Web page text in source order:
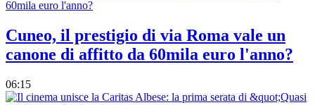
Cuneo, il prestigio di via Roma vale un
canone di affitto da 60mila euro l'anno?
06:15